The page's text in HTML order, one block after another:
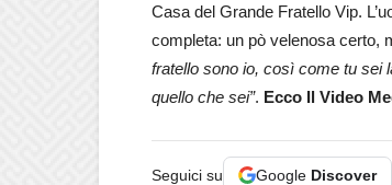
Casa del Grande Fratello Vip.
completa: un pò velenosa certo,
fratello sono io, così come tu sei
quello che sei”. Ecco Il Video
Seguici su Google Discover